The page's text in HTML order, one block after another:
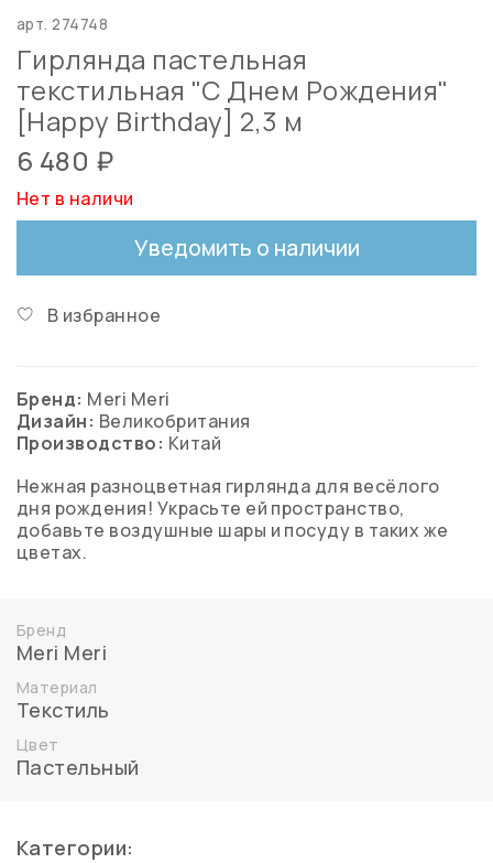
арт.274748
Гирлянда пастельная
текстильная "С Днем Рождения"
[Happy Birthday] 2,3 м
6 480 ₽
Нет в наличи
Уведомить о наличии
В избранное
Бренд: Meri Meri
Дизайн: Великобритания
Производство: Китай
Нежная разноцветная гирлянда для весёлого
дня рождения! Украсьте ей пространство,
добавьте воздушные шары и посуду в таких же
цветах.
Бренд
Meri Meri
Материал
Текстиль
Цвет
Пастельный
Категории: